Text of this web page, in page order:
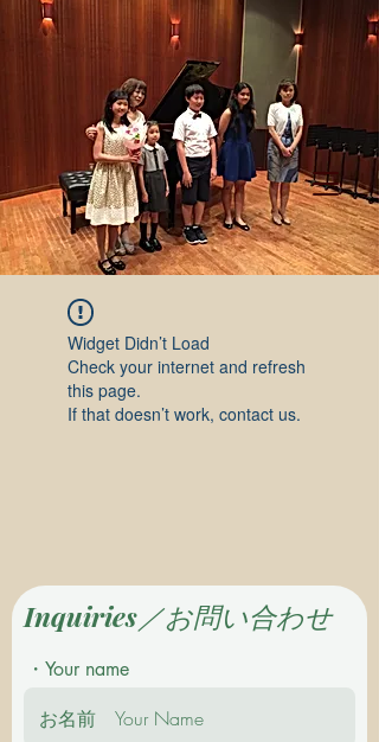
Widget Didn’t Load
Check your internet and refresh
this page.
If that doesn’t work, contact us.
Inquiries／お問い合わせ
・Your name